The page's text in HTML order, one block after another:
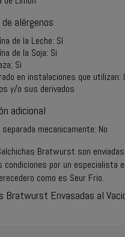
alérgenos
de la Leche: Sí
de la Soja: Si
Si
en instalaciones que utilizan:
y/o sus derivados
adicional
separada mecanicamente: No
Bratwurst son
condiciones por un especialista
como es Seur Frio.
Bratwurst Envasadas al